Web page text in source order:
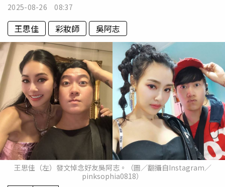
2025-08-26 08:37
王思佳 彩妝師 吳阿志
王思佳（左）發文悼念好友吳阿志。（圖／翻攝自Instagram／
pinksophia0818）